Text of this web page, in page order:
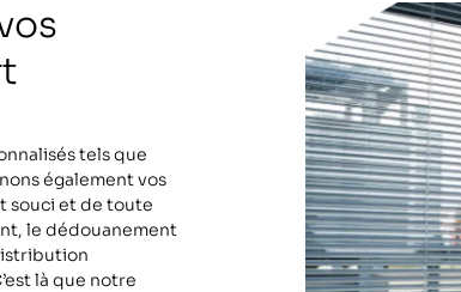
tels que
également vos
souci et de toute
le dédouanement
là que notre